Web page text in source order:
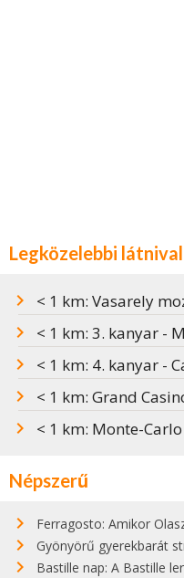
Legközelebbi
< 1 km: Vasarely
< 1 km: 3. kanyar -
< 1 km: 4. kanyar -
< 1 km: Grand
< 1 km: Monte-Carlo
Népszerű
Ferragosto: Amikor
Gyönyörű gyerekbarát strandok
Bastille nap: A Bastille